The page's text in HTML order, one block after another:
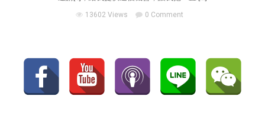
13602 Views 0 Comment